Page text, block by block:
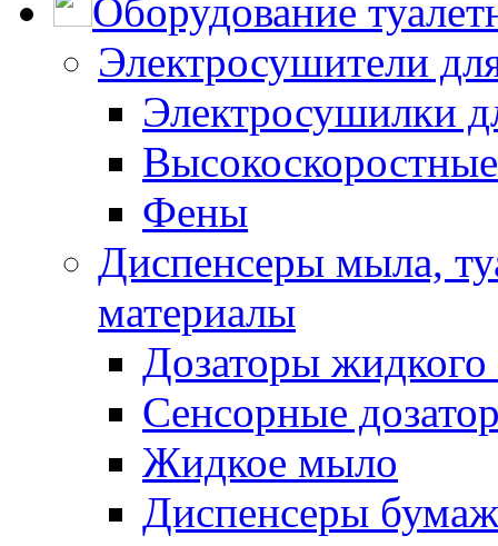
Оборудование
Электросушители
Электросушилки
Фены
Диспенсеры мыла,
материалы
Дозаторы
Сенсорные
Жидкое мыло
Диспенсеры